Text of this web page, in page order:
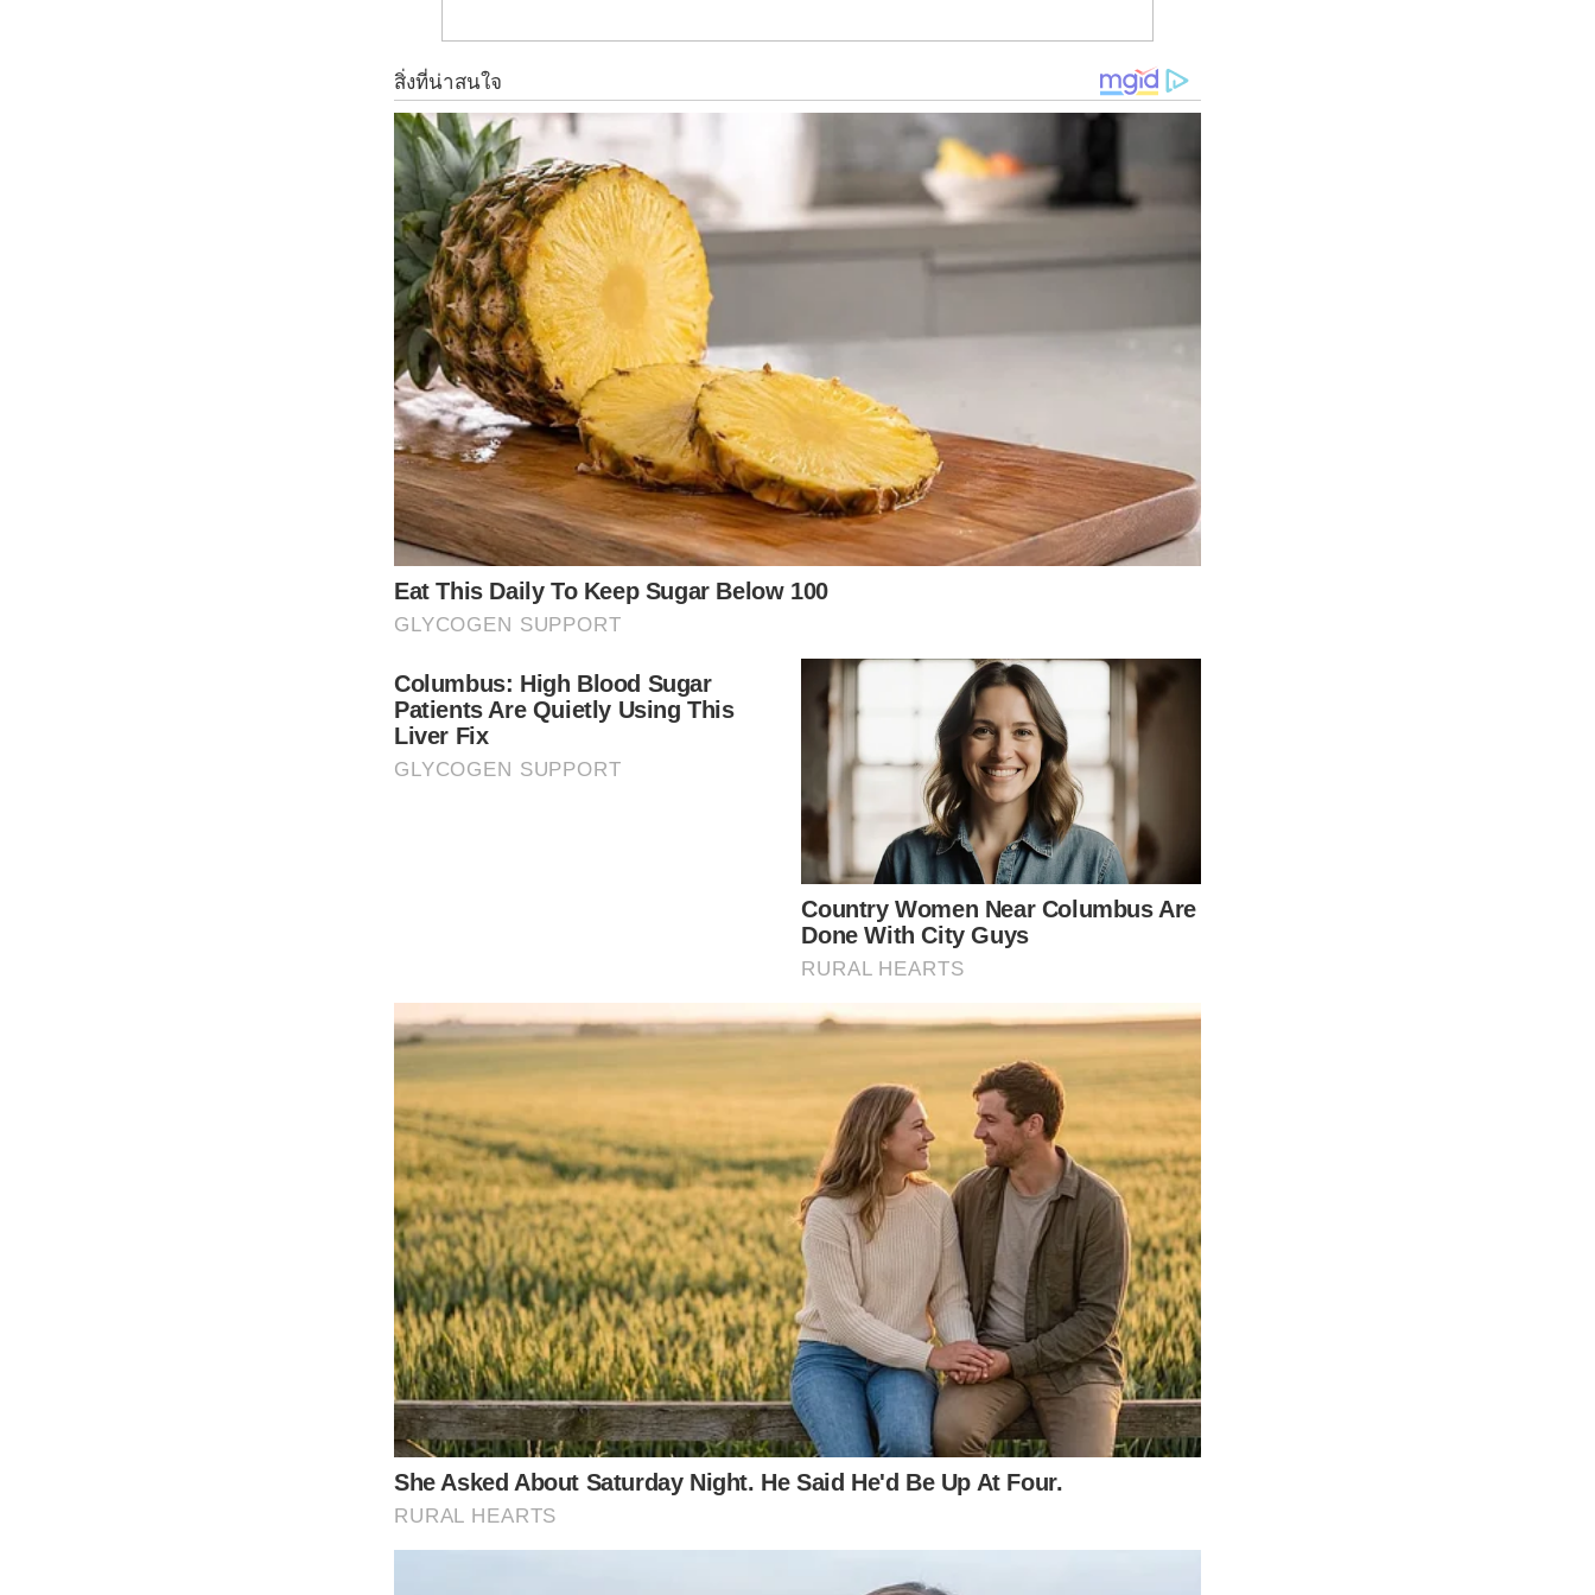
ให้ผสมน้ำส้มสายชูลงไปในน้ำเปล่า แล้วนำเสื้อผ้าที่ต้องการจะซักมาแช่ส่วนผสมทิ้งไว้ 30 นาที เมื่อครบเวลาก็ทำการซักผ้าตามปกติได้เลย น้ำส้มสายชูจะช่วยขจัดคราบหมองคล้ำบนผ้า แม้แต่คราบ
เราจะใช้ไฮโดรเจนเปอร์ออกไซด์ 2 ส่วน ผสมกับน้ำย าล้างจาน 1 ส่วน คนส่วนผสมให้เข้ากัน จากนั้นเทลงไปบนคราบที่ต้องการกำจัดบนเสื้อได้โดยตรง แล้วให้ใช้แปรงซักผ้ามาแปรงตามย้ำลงไปที่
รอยนั้น แปรงไปเรื่อยๆจนกว่าคราบจะหมด เมื่อคราบหมดดีแล้ว ก็นำไปซักได้ตามปกติ